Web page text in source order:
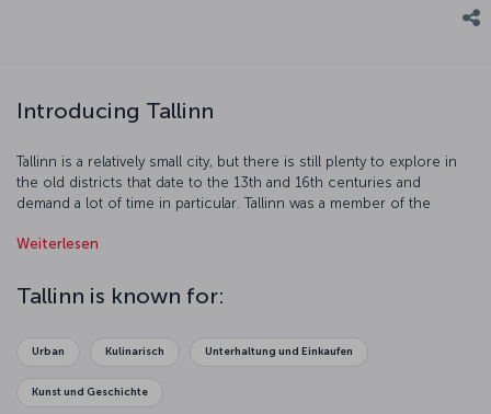
Introducing Tallinn
Tallinn is a relatively small city, but there is still plenty to explore in
the old districts that date to the 13th and 16th centuries and
demand a lot of time in particular. Tallinn was a member of the
confederation of merchant guilds, joining in the 13th century.
Site in 1997.
Weiterlesen
Tallinn is known for:
Urban Kulinarisch Unterhaltung und Einkaufen
Kunst und Geschichte